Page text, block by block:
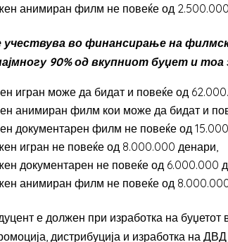
анимиран филм не повеќе од
учествува во финансирање на
90% од вкупниот буџет и тоа
игран може да бидат и повеќе од
анимиран филм кои може да бидат и
документарен филм не повеќе од
игран не повеќе од 8.000.000 денари,
документарен не повеќе од 6.000.000
анимиран филм не повеќе од
е должен при изработка на буџетот
дистрибуција и изработка на